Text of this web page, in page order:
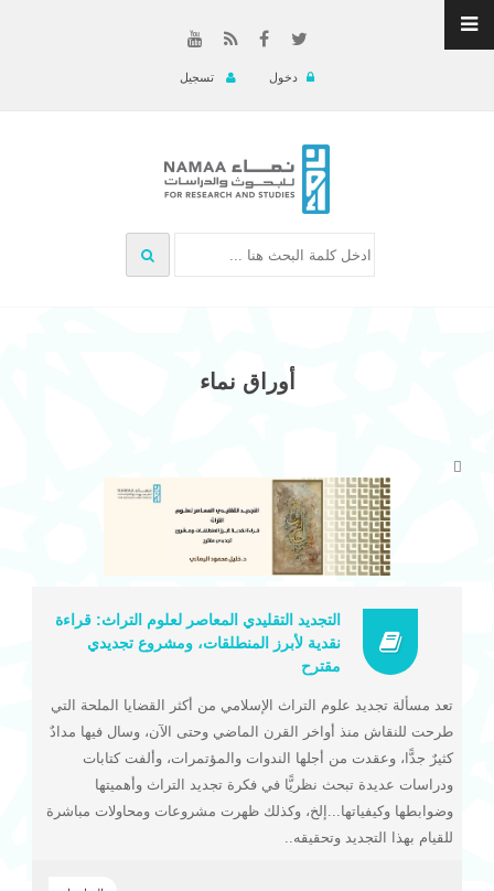
دخول تسجيل
أوراق نماء
التجديد التقليدي المعاصر لعلوم التراث: قراءة
نقدية لأبرز المنطلقات، ومشروع تجديدي
مقترح
تعد مسألة تجديد علوم التراث الإسلامي من أكثر القضايا الملحة التي
طرحت للنقاش منذ أواخر القرن الماضي وحتى الآن، وسال فيها مدادٌ
كثيرٌ جدًّا، وعقدت من أجلها الندوات والمؤتمرات، وألفت كتابات
ودراسات عديدة تبحث نظريًّا في فكرة تجديد التراث وأهميتها
وضوابطها وكيفياتها...إلخ، وكذلك ظهرت مشروعات ومحاولات مباشرة
للقيام بهذا التجديد وتحقيقه..